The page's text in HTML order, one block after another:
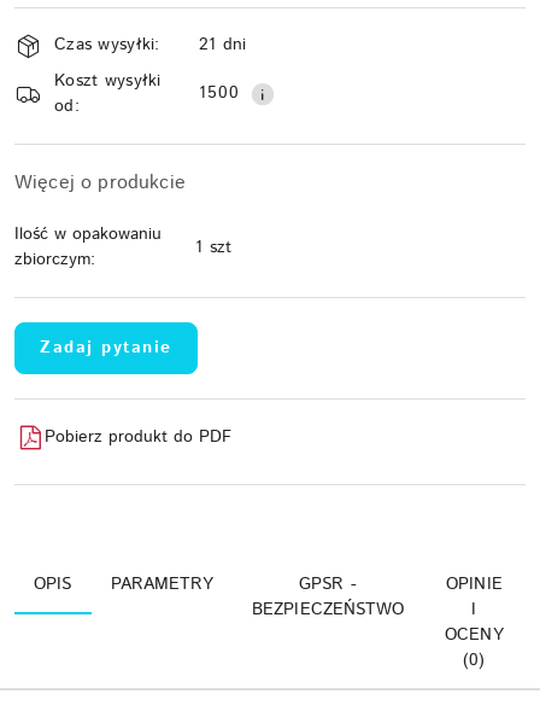
Wyślij
Dostępność
i
dostawa
Czas wysyłki:
21 dni
Koszt wysyłki
od:
1500
Więcej o produkcie
Ilość w opakowaniu
zbiorczym:
1 szt
Zadaj pytanie
Pobierz produkt do PDF
OPIS PARAMETRY
GPSR -
BEZPIECZEŃSTWO
OPINIE
I
OCENY
(0)